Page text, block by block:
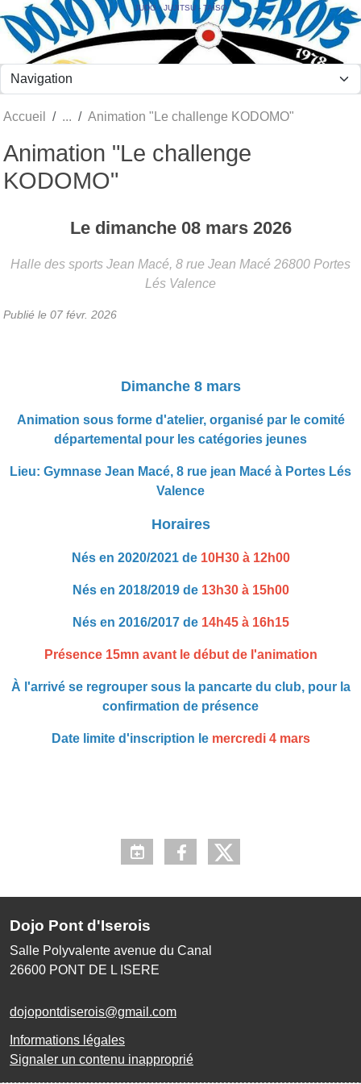
JUDO - JUJITSU - TAÏSO
Accueil Animation "Le challenge KODOMO"
Animation "Le challenge
KODOMO"
Le dimanche 08 mars 2026
Halle des sports Jean Macé, 8 rue Jean Macé 26800 Portes
Lés Valence
Publié le 07 févr. 2026
Dimanche 8 mars
Animation sous forme d'atelier, organisé par le comité
départemental pour les catégories jeunes
Lieu: Gymnase Jean Macé, 8 rue jean Macé à Portes Lés
Valence
Horaires
Nés en 2020/2021 de 10H30 à 12h00
Nés en 2018/2019de 13h30 à 15h00
Nés en 2016/2017de 14h45 à 16h15
Présence 15mn avant le début de l'animation
À l'arrivé se regrouper sous la pancarte du club, pour la
confirmation de présence
Date limite d'inscription le mercredi 4 mars
Dojo Pont d'Iserois
Salle Polyvalente avenue du Canal
26600 PONT DE L ISERE
dojopontdiserois@gmail.com
Informations légales
Signaler un contenu inapproprié
Panneau de gestion des cookies